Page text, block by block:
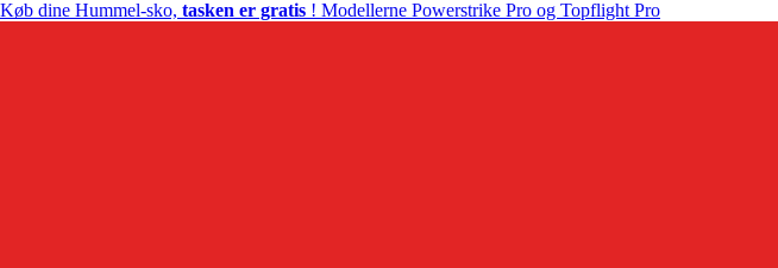
Køb dine Hummel-sko, tasken er gratis ! Modellerne Powerstrike Pro og Topflight Pro